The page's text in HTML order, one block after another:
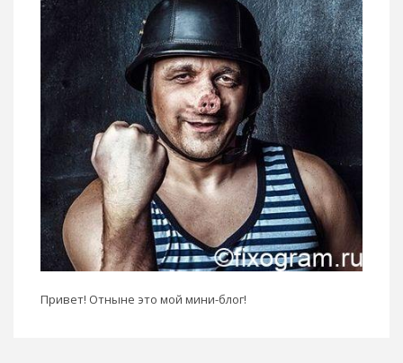
Привет! Отныне это мой мини-блог!